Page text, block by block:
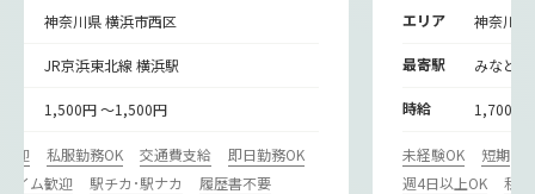
神奈川県 横浜市西区
JR京浜東北線 横浜駅
1,500円 ～1,500円
迎 私服勤務OK 交通費支給
即日勤務OK
イム歓迎
駅チカ･駅ナカ
履歴書不要
エリア 神奈川
最寄駅 みなと
時給 1,700円
未経験OK 短期
週4日以上OK
私